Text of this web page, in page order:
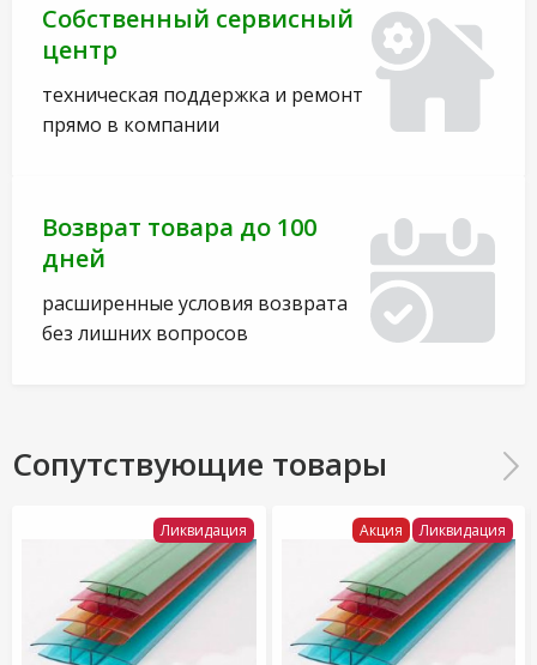
Собственный сервисный
центр
техническая поддержка и ремонт
прямо в компании
Возврат товара до 100
дней
расширенные условия возврата
без лишних вопросов
Сопутствующие товары
Ликвидация Акция Ликвидация